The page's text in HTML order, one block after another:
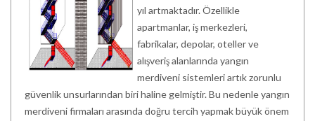
yıl artmaktadır. Özellikle
apartmanlar, iş merkezleri,
fabrikalar, depolar, oteller ve
alışveriş alanlarında yangın
merdiveni sistemleri artık zorunlu
güvenlik unsurlarından biri haline gelmiştir. Bu nedenle yangın
merdiveni firmaları arasında doğru tercih yapmak büyük önem